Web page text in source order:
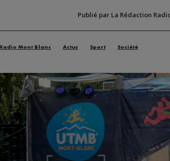
Publié par La Rédaction
Radio Mont Blanc Actus Sport Société